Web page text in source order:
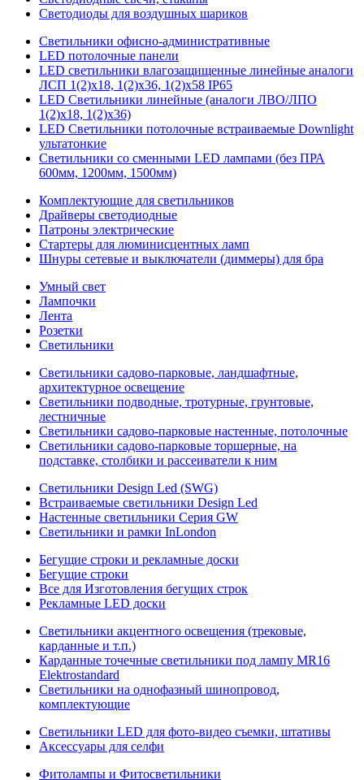
Светодиоды для воздушных шариков
Светильники офисно-административные
LED потолочные панели
LED светильники влагозащищенные линейные аналоги
ЛСП 1(2)х18, 1(2)х36, 1(2)х58 IP65
LED Светильники линейные (аналоги ЛВО/ЛПО
1(2)х18, 1(2)х36)
LED Светильники потолочные встраиваемые Downlight
ультатонкие
Светильники со сменными LED лампами (без ПРА
600мм, 1200мм, 1500мм)
Комплектующие для светильников
Драйверы светодиодные
Патроны электрические
Стартеры для люминисцентных ламп
Шнуры сетевые и выключатели (диммеры) для бра
Умный свет
Лампочки
Лента
Розетки
Светильники
Светильники садово-парковые, ландшафтные,
архитектурное освещение
Светильники подводные, тротурные, грунтовые,
лестничные
Светильники садово-парковые настенные, потолочные
Светильники садово-парковые торшерные, на
подставке, столбики и рассеиватели к ним
Светильники Design Led (SWG)
Встраиваемые светильники Design Led
Настенные светильники Серия GW
Светильники и рамки InLondon
Бегущие строки и рекламные доски
Бегущие строки
Все для Изготовления бегущих строк
Рекламные LED доски
Светильники акцентного освещения (трековые,
карданные и т.п.)
Карданные точечные светильники под лампу MR16
Elektrostandard
Светильники на однофазный шинопровод,
комплектующие
Светильники LED для фото-видео съемки, штативы
Аксессуары для селфи
Фитолампы и Фитосветильники